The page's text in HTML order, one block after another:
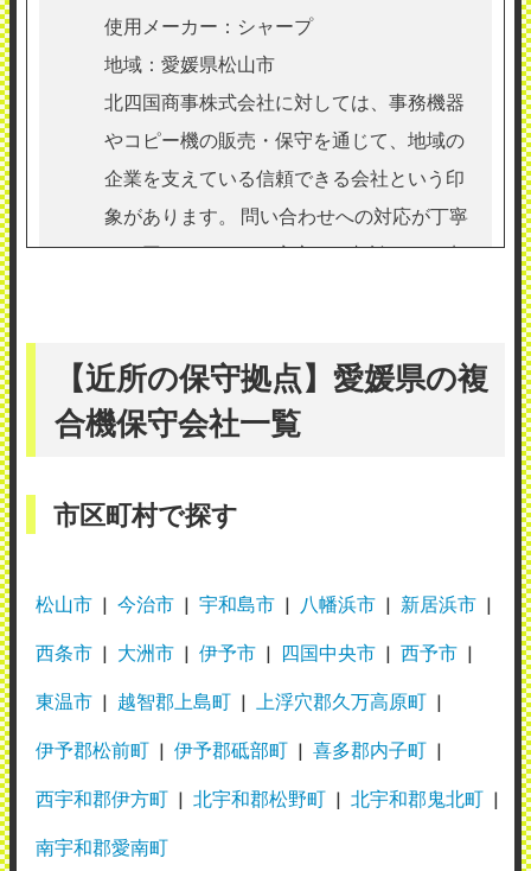
使用メーカー：シャープ
地域：愛媛県松山市
北四国商事株式会社に対しては、事務機器
やコピー機の販売・保守を通じて、地域の
企業を支えている信頼できる会社という印
象があります。 問い合わせへの対応が丁寧
で、困ったときにも安心して相談できる点
め、その点が改善されるとさらに利用しや
すくなると思います。 今後も迅速で丁寧な
サービスを期待しています。
キヤノンマーケティングジャパン株式会社
松山営業所
次の日の昼には使えるようになっているイ
【近所の保守拠点】愛媛県の複
合機保守会社一覧
市区町村で探す
松山市 今治市 宇和島市 八幡浜市 新居浜市
西条市 大洲市 伊予市 四国中央市 西予市
東温市 越智郡上島町 上浮穴郡久万高原町
伊予郡松前町 伊予郡砥部町 喜多郡内子町
西宇和郡伊方町 北宇和郡松野町 北宇和郡鬼北町
南宇和郡愛南町